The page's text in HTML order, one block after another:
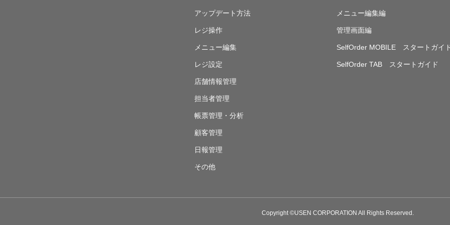
アップデート方法
レジ操作
メニュー編集
レジ設定
店舗情報管理
担当者管理
帳票管理・分析
顧客管理
日報管理
その他
メニュー編集編
管理画面編
SelfOrder MOBILE スタートガイ
SelfOrder TAB スタートガイド
Copyright ©USEN CORPORATION All Rights Reserved.